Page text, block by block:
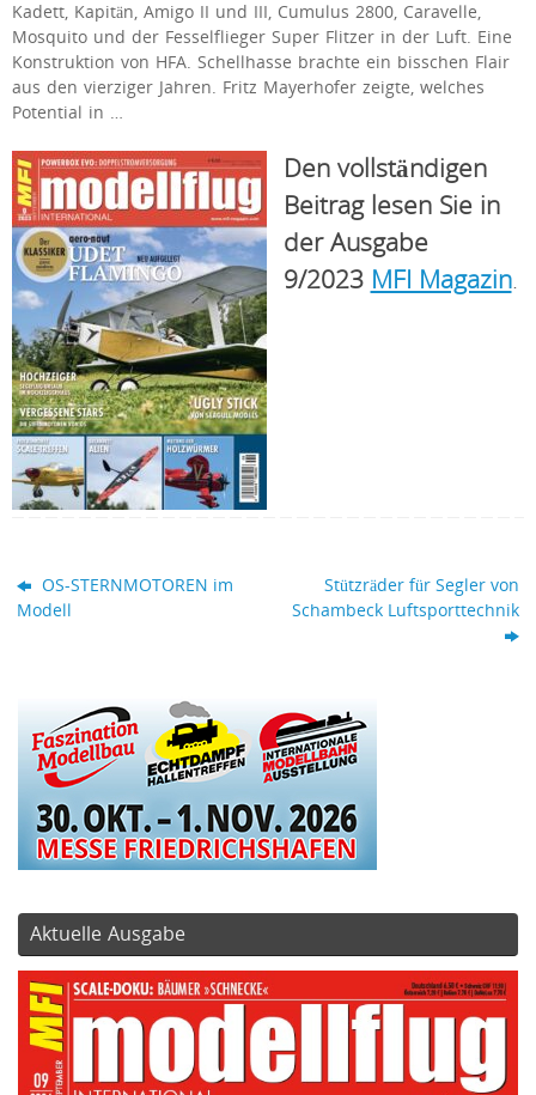
Kadett, Kapitän, Amigo II und III, Cumulus 2800, Caravelle,
Mosquito und der Fesselflieger Super Flitzer in der Luft. Eine
Konstruktion von HFA. Schellhasse brachte ein bisschen Flair
aus den vierziger Jahren. Fritz Mayerhofer zeigte, welches
Potential in …
Den vollständigen
Beitrag lesen Sie in
der Ausgabe
9/2023 MFI Magazin.
OS-STERNMOTOREN im
Modell
Stützräder für Segler von
Schambeck Luftsporttechnik
Aktuelle Ausgabe